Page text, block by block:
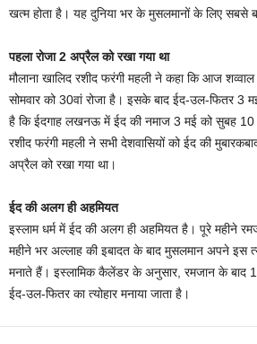
खत्म होता है। यह दुनिया भर के मुसलमानों के लिए सबसे
पहला रोजा 2 अप्रैल को रखा गया था
मौलाना खालिद रशीद फरंगी महली ने कहा कि आज
सोमवार को 30वां रोजा है। इसके बाद ईद-उल-फितर 3
है कि ईदगाह लखनऊ में ईद की नमाज 3 मई को सुबह 10
रशीद फरंगी महली ने सभी देशवासियों को ईद की
अप्रैल को रखा गया था।
ईद की अलग ही अहमियत
इस्लाम धर्म में ईद की अलग ही अहमियत है। पूरे महीने
महीने भर अल्लाह की इबादत के बाद मुसलमान अपने इस
मनाते हैं। इस्लामिक कैलेंडर के अनुसार, रमजान के बाद
ईद-उल-फितर का त्योहार मनाया जाता है।